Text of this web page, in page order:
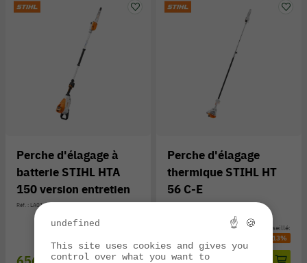
Perche d'élagage à
batterie STIHL HTA
150 version entretien
Réf. : LA01-200-0027
Prix public conseillé:
Perche d'élagage
thermique STIHL HT
56 C-E
Prix public conseillé:
-13%
undefined ☝ 🍪
This site uses cookies and gives you
control over what you want to